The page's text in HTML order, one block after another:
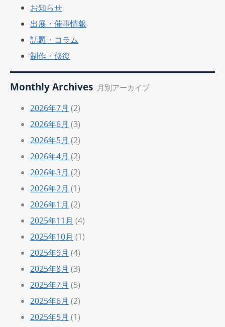
お知らせ
出展・催事情報
話題・コラム
制作・修復
Monthly Archives 月別アーカイブ
2026年7月 (2)
2026年6月 (3)
2026年5月 (2)
2026年4月 (2)
2026年3月 (2)
2026年2月 (1)
2026年1月 (2)
2025年11月 (4)
2025年10月 (1)
2025年9月 (4)
2025年8月 (3)
2025年7月 (5)
2025年6月 (2)
2025年5月 (1)